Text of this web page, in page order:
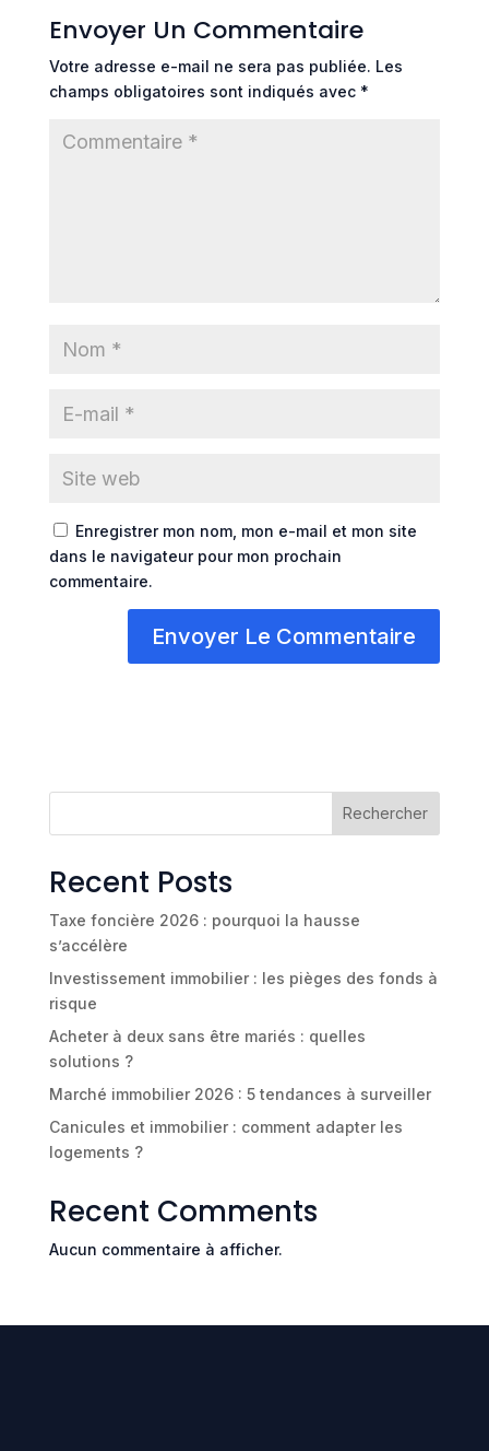
Envoyer Un Commentaire
Votre adresse e-mail ne sera pas publiée. Les
champs obligatoires sont indiqués avec *
Enregistrer mon nom, mon e-mail et mon site
dans le navigateur pour mon prochain
commentaire.
Rechercher
Recent Posts
Taxe foncière 2026 : pourquoi la hausse
s’accélère
Investissement immobilier : les pièges des fonds à
risque
Acheter à deux sans être mariés : quelles
solutions ?
Marché immobilier 2026 : 5 tendances à surveiller
Canicules et immobilier : comment adapter les
logements ?
Recent Comments
Aucun commentaire à afficher.